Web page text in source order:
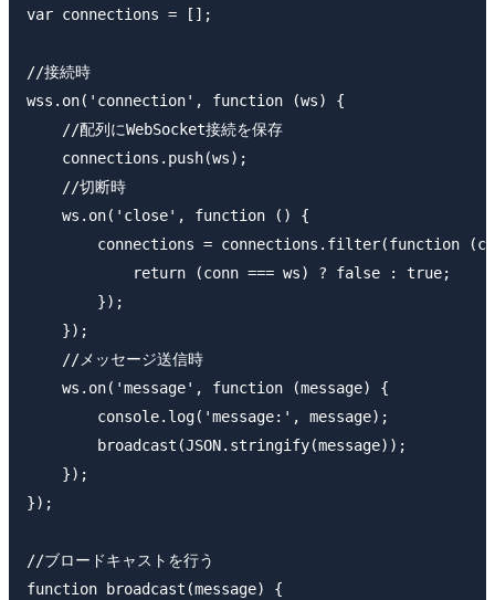
var connections = [];
//接続時
wss.on('connection', function (ws) {
    //配列にWebSocket接続を保存
    connections.push(ws);
    //切断時
    ws.on('close', function () {
connections = connections.filter(function
            return (conn === ws) ? false : true;
        });
    });
    //メッセージ送信時
    ws.on('message', function (message) {
        console.log('message:', message);
        broadcast(JSON.stringify(message));
    });
});
//ブロードキャストを行う
function broadcast(message) {